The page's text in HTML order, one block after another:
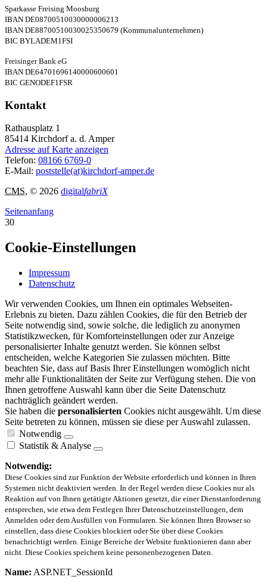
Sparkasse Freising Moosburg
IBAN DE08700510030000006213
IBAN DE88700510030025350679 (Kommunalunternehmen)
BIC BYLADEM1FSI
Freisinger Bank eG
IBAN DE64701696140000600601
BIC GENODEF1FSR
Kontakt
Rathausplatz 1
85414 Kirchdorf a. d. Amper
Adresse auf Karte anzeigen
Telefon: 08166 6769-0
E-Mail: poststelle(at)kirchdorf-amper.de
CMS, © 2026 digitalfabriX
Seitenanfang
30
Cookie-Einstellungen
Impressum
Datenschutz
Wir verwenden Cookies, um Ihnen ein optimales Webseiten-
Erlebnis zu bieten. Dazu zählen Cookies, die für den Betrieb der
Seite notwendig sind, sowie solche, die lediglich zu anonymen
Statistikzwecken, für Komforteinstellungen oder zur Anzeige
personalisierter Inhalte genutzt werden. Sie können selbst
entscheiden, welche Kategorien Sie zulassen möchten. Bitte
beachten Sie, dass auf Basis Ihrer Einstellungen womöglich nicht
mehr alle Funktionalitäten der Seite zur Verfügung stehen. Die von
Ihnen getroffene Auswahl kann über die Seite Datenschutz
nachträglich geändert werden.
Sie haben die personalisierten Cookies nicht ausgewählt. Um diese
Seite betreten zu können, müssen sie diese per Auswahl zulassen.
Notwendig
Statistik & Analyse
Notwendig:
Diese Cookies sind zur Funktion der Website erforderlich und können in Ihren
Systemen nicht deaktiviert werden. In der Regel werden diese Cookies nur als
Reaktion auf von Ihnen getätigte Aktionen gesetzt, die einer Dienstanforderung
entsprechen, wie etwa dem Festlegen Ihrer Datenschutzeinstellungen, dem
Anmelden oder dem Ausfüllen von Formularen. Sie können Ihren Browser so
einstellen, dass diese Cookies blockiert oder Sie über diese Cookies
benachrichtigt werden. Einige Bereiche der Website funktionieren dann aber
nicht. Diese Cookies speichern keine personenbezogenen Daten.
Name: ASP.NET_SessionId